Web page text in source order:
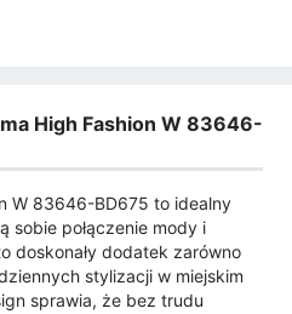
High Fashion W 83646-
W 83646-BD675 to idealny
sobie połączenie mody i
doskonały dodatek zarówno
stylizacji w miejskim
sprawia, że bez trudu